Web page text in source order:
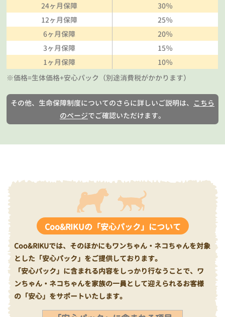
24ヶ月保障
30％
12ヶ月保障
25％
6ヶ月保障
20％
3ヶ月保障
15％
1ヶ月保障
10％
※価格=生体価格+安心パック（別途消費税がかかります）
その他、生命保障制度についてのさらに詳しいご説明は、
こちら
のページでご確認いただけます。
Coo&RIKUの「安心パック」について
Coo&RIKUでは、そのほかにもワンちゃん・ネコちゃんを対象
とした「安心パック」をご提供しております。
「安心パック」に含まれる内容をしっかり行なうことで、ワ
ンちゃん・ネコちゃんを家族の一員として迎えられるお客様
の「安心」をサポートいたします。